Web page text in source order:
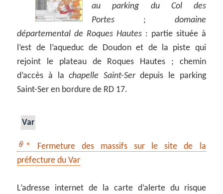
au parking du Col des
Portes ; domaine
départemental de Roques Hautes : partie située à
l’est de l’aqueduc de Doudon et de la piste qui
rejoint le plateau de Roques Hautes ; chemin
d’accès à lachapelle Saint-Serdepuis le parking
Saint-Ser en bordure de RD 17.
Var
* Fermeture des massifs sur le site de la
préfecture du Var
L’adresse internet de la carte d’alerte du risque